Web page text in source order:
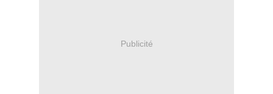
Publicité